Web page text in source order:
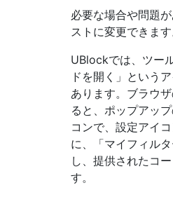
必要な場合や問題
ストに変更できます
UBlockでは、ツー
ドを開く」という
あります。ブラウ
ると、ポップアッ
コンで、設定アイ
に、「マイフィル
し、提供されたコ
す。